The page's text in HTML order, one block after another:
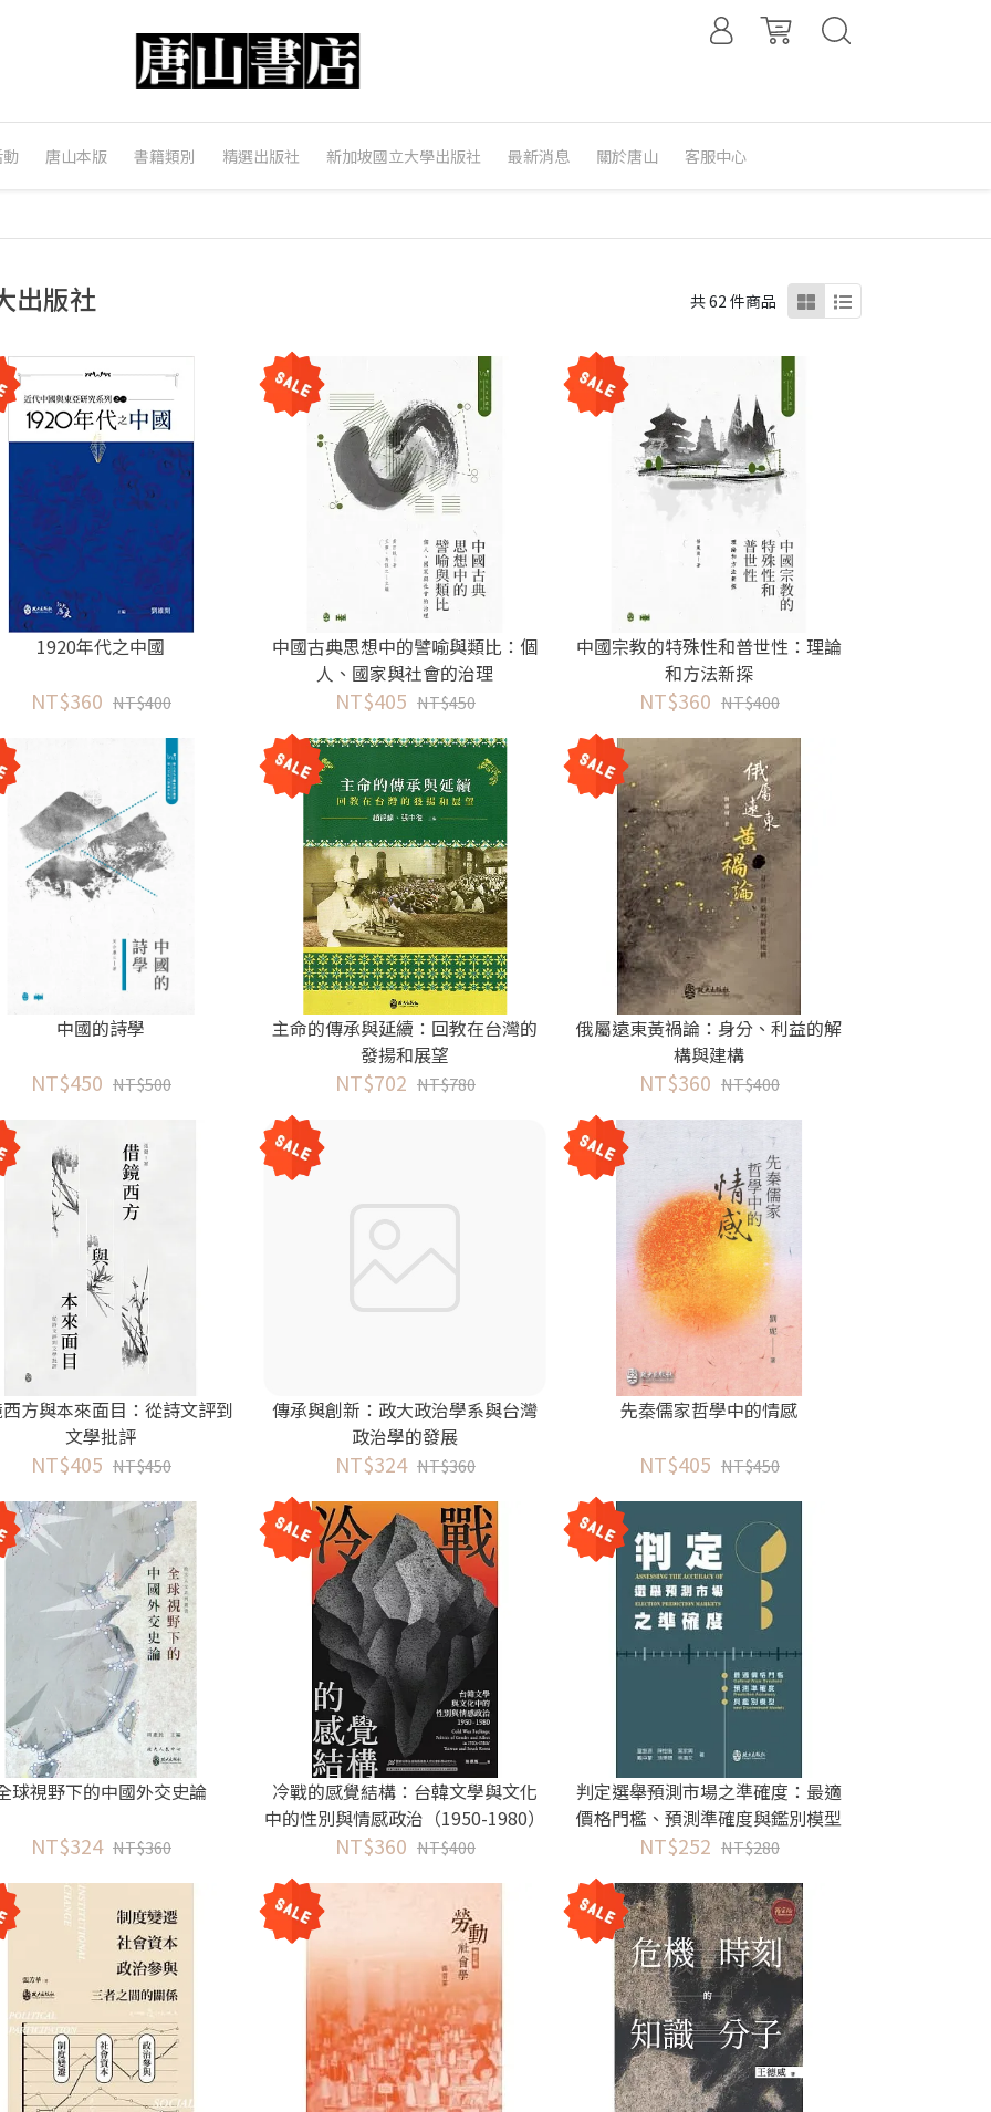
唐山本版 書籍類別 精選出版社 新加坡國立大學出版社 最新消息 關於唐山 客服中心
出版社 共 62 件商品
1920年代之中國
NT$360 NT$400
中國古典思想中的譬喻與類比：個
人、國家與社會的治理
NT$405 NT$450
中國宗教的特殊性和普世性：理論
和方法新探
NT$360 NT$400
中國的詩學
NT$450 NT$500
主命的傳承與延續：回教在台灣的
發揚和展望
NT$702 NT$780
俄屬遠東黃禍論：身分、利益的解
構與建構
NT$360 NT$400
方與本來面目：從詩文評到
文學批評
NT$405 NT$450
傳承與創新：政大政治學系與台灣
政治學的發展
NT$324 NT$360
先秦儒家哲學中的情感
NT$405 NT$450
球視野下的中國外交史論
NT$324 NT$360
冷戰的感覺結構：台韓文學與文化
中的性別與情感政治（1950-1980）
NT$360 NT$400
判定選舉預測市場之準確度：最適
價格門檻、預測準確度與鑑別模型
NT$252 NT$280